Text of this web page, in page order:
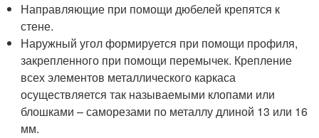
Направляющие при помощи дюбелей крепятся к
стене.
Наружный угол формируется при помощи профиля,
закрепленного при помощи перемычек. Крепление
всех элементов металлического каркаса
осуществляется так называемыми клопами или
блошками – саморезами по металлу длиной 13 или 16
мм.